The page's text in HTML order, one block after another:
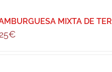
MIXTA DE
€